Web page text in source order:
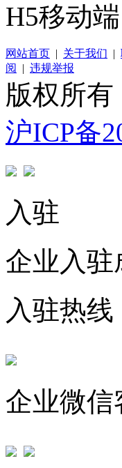
H5移动端
网站首页 | 关于我们 |
阅
| 违规举报
版权所
沪ICP备
入驻
企业入驻
入驻热线
企业微信